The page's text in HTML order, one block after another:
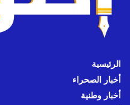
الرئيسية
أخبار الصحراء
أخبار وطنية